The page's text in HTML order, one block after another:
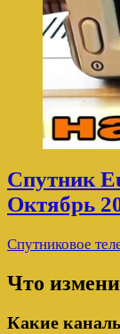
Спутник
Октябрь
Спутниковое
Что
Какие